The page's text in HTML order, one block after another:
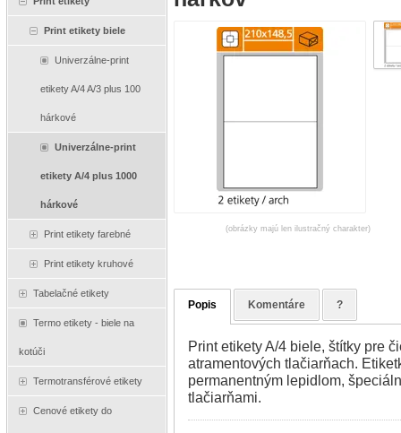
Print etikety biele
Univerzálne-print
etikety A/4 A/3 plus 100
hárkové
Univerzálne-print
etikety A/4 plus 1000
hárkové
Print etikety farebné
Print etikety kruhové
Tabelačné etikety
Termo etikety - biele na
kotúči
Termotransférové etikety
Cenové etikety do
(obrázky majú len ilustračný charakter)
Popis Komentáre ?
Print etikety A/4 biele, štítky pre
atramentových tlačiarňach.
permanentným lepidlom,
tlačiarňami.